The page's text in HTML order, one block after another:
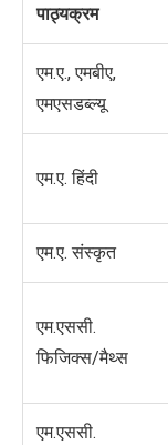
पाठ्यक्रम
एम.ए., एमबीए,
एमएसडब्ल्यू
एम.ए. हिंदी
एम.ए. संस्कृत
एम.एससी.
फिजिक्स/मैथ्स
एम.एससी.